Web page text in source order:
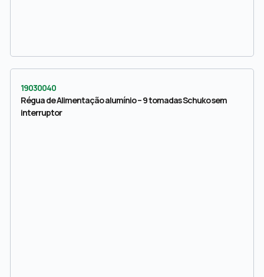
19030040
Régua de Alimentação alumínio – 9 tomadas Schuko sem
interruptor